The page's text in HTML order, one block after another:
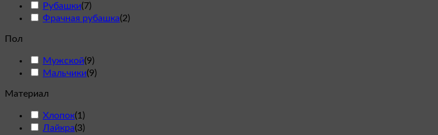
Рубашки(7)
Фрачная рубашка(2)
Пол
Мужской(9)
Мальчики(9)
Материал
Хлопок(1 )
Лайкра(3)